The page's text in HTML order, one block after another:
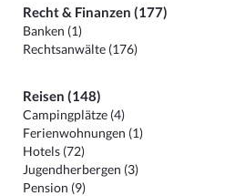
Recht & Finanzen (177)
Banken (1)
Rechtsanwälte (176)
Reisen (148)
Campingplätze (4)
Ferienwohnungen (1)
Hotels (72)
Jugendherbergen (3)
Pension (9)